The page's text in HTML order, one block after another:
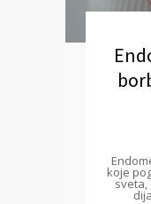
koje
sveta,